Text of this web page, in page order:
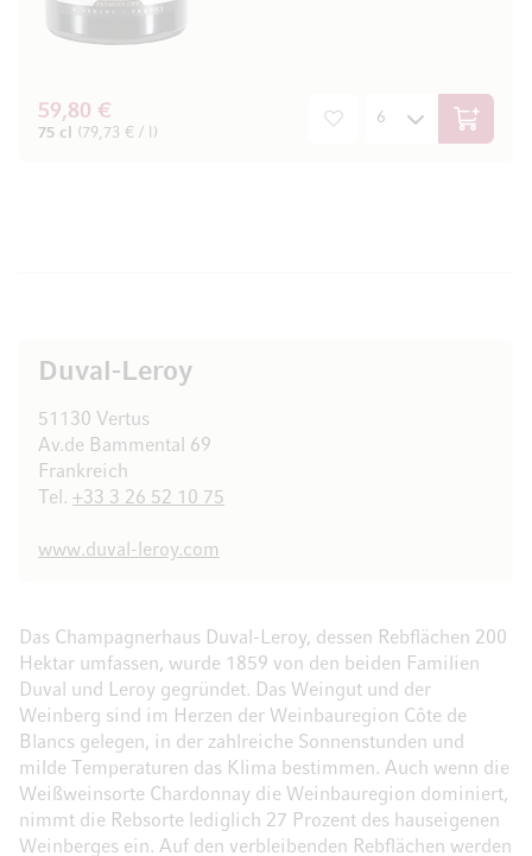
59,80 €
75 cl (79,73 € / l) In den
Duval-Leroy
51130 Vertus
Av.de Bammental 69
Frankreich
Tel. +33 3 26 52 10 75
www.duval-leroy.com
Das Champagnerhaus Duval-Leroy, dessen Rebflächen 200
Hektar umfassen, wurde 1859 von den beiden Familien
Duval und Leroy gegründet. Das Weingut und der
Weinberg sind im Herzen der Weinbauregion Côte de
Blancs gelegen, in der zahlreiche Sonnenstunden und
milde Temperaturen das Klima bestimmen. Auch wenn die
Weißweinsorte Chardonnay die Weinbauregion dominiert,
nimmt die Rebsorte lediglich 27 Prozent des hauseigenen
Weinberges ein. Auf den verbleibenden Rebflächen werden